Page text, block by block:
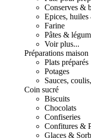
Conserves &
Epices,
Farine
Pâtes &
Voir plus...
Préparations maison
Plats préparés
Potages
Sauces,
Coin sucré
Biscuits
Chocolats
Confiseries
Confitures &
Glaces &